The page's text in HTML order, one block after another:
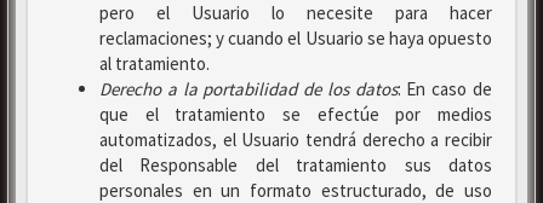
pero el Usuario lo necesite para hacer
reclamaciones; y cuando el Usuario se haya opuesto
al tratamiento.
Derecho a la portabilidad de los datos: En caso de
que el tratamiento se efectúe por medios
automatizados, el Usuario tendrá derecho a recibir
del Responsable del tratamiento sus datos
personales en un formato estructurado, de uso